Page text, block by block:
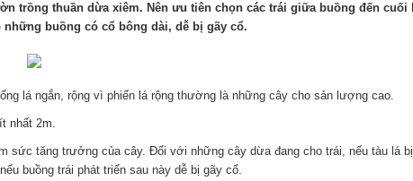
trồng thuần dừa xiêm. Nên ưu tiên chọn các trái giữa buồng đến cuối
buồng có cổ bông dài, dễ bị gãy cổ.
lá ngắn, rộng vì phiến lá rộng thường là những cây cho sản lượng cao.
nhất 2m.
sức tăng trưởng của cây. Đối với những cây dừa đang cho trái, nếu tàu lá
buồng trái phát triển sau này dễ bị gãy cổ.